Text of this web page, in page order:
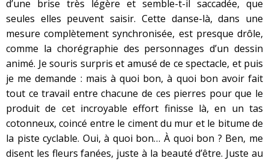
d’une brise très légère et semble-t-il saccadée, que
seules elles peuvent saisir. Cette danse-là, dans une
mesure complètement synchronisée, est presque drôle,
comme la chorégraphie des personnages d’un dessin
animé. Je souris surpris et amusé de ce spectacle, et puis
je me demande : mais à quoi bon, à quoi bon avoir fait
tout ce travail entre chacune de ces pierres pour que le
produit de cet incroyable effort finisse là, en un tas
cotonneux, coincé entre le ciment du mur et le bitume de
la piste cyclable. Oui, à quoi bon… À quoi bon ? Ben, me
disent les fleurs fanées, juste à la beauté d’être. Juste au